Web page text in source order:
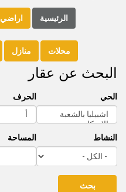
الرئيسية اراضي
محلات منازل
البحث عن عقار
الحي
النشاط
الحرف
المساحة